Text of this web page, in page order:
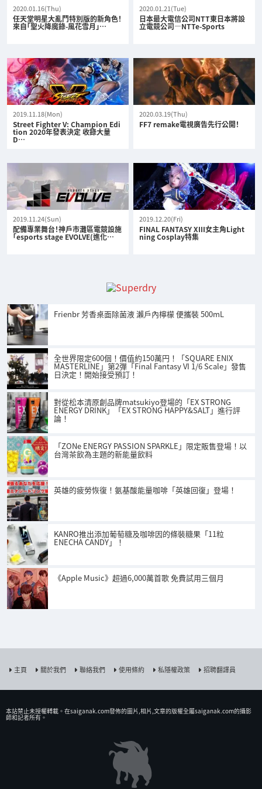
2020.01.16(Thu)
任天堂明星大亂鬥特別版的新角色！
來自「聖火降魔錄-風花雪月」…
2020.01.21(Tue)
日本最大電信公司NTT東日本將設
立電競公司—NTTe-Sports
2019.11.18(Mon)
Street Fighter V: Champion Edi
tion 2020年發表決定 收錄大量
D…
2020.03.19(Thu)
FF7 remake電視廣告先行公開！
2019.11.24(Sun)
配備專業舞台！神戶市灘區電競設施
「esports stage EVOLVE(進化…
2019.12.20(Fri)
FINAL FANTASY XIII女主角Light
ning Cosplay特集
Frienbr 芳香桌面除菌液 瀨戶內檸檬 便攜裝 500mL
全世界限定600個！價值約150萬円！「SQUARE ENIX
MASTERLINE」第2彈「Final Fantasy VI 1/6 Scale」發售
日決定！開始接受預訂！
對從松本清原創品牌matsukiyo登場的「EX STRONG
ENERGY DRINK」「EX STRONG HAPPY&SALT」進行評
論！
「ZONe ENERGY PASSION SPARKLE」限定販售登場！以
台灣茶飲為主題的新能量飲料
英雄的疲勞恢復！氨基酸能量咖啡「英雄回復」登場！
KANRO推出添加葡萄糖及咖啡因的條裝糖果「11粒
ENECHA CANDY」！
《Apple Music》超過6,000萬首歌 免費試用三個月
主頁 關於我們 聯絡我們 使用條約 私隱權政策 招聘翻譯員
本站禁止未授權𨍭載。在saiganak.com發佈的圖片,相片,文章的版權全屬saiganak.com的攝影
師和記者所有。